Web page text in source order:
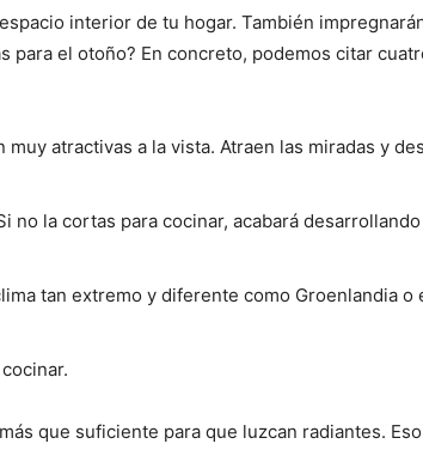
interior de tu hogar. También
para el otoño? En concreto, podemos citar
atractivas a la vista. Atraen las miradas y
no la cortas para cocinar, acabará
tan extremo y diferente como Groenlandia o
que suficiente para que luzcan radiantes.